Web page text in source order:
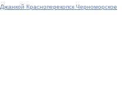
Джанкой Красноперекопск Черноморское